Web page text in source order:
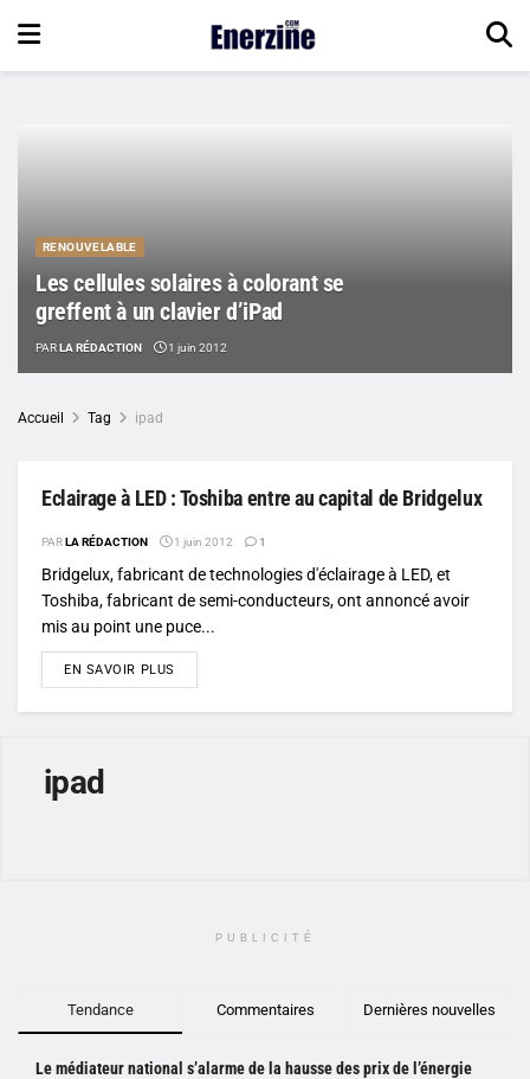
RENOUVELABLE
Les cellules solaires à colorant se
greffent à un clavier d’iPad
PARLA RÉDACTION 1 juin 2012
Accueil Tag ipad
Eclairage à LED : Toshiba entre au capital de Bridgelux
PARLA RÉDACTION 1 juin 2012 1
Bridgelux, fabricant de technologies d'éclairage à LED, et
Toshiba, fabricant de semi-conducteurs, ont annoncé avoir
mis au point une puce...
EN SAVOIR PLUS
ipad
PUBLICITÉ
Tendance Commentaires Dernières nouvelles
Le médiateur national s’alarme de la hausse des prix de l’énergie